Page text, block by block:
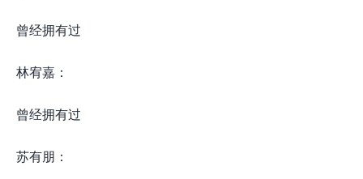
曾经拥有过
林宥嘉：
曾经拥有过
苏有朋：